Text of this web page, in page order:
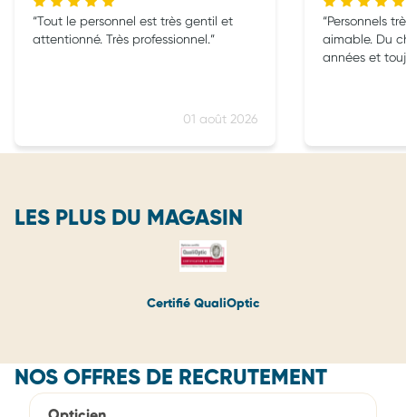
01 août 2026
Tout le personnel est très gentil et
attentionné. Très professionnel.
Personnels
aimable. Du choix,
années et
LES PLUS DU MAGASIN
Certifié QualiOptic
NOS OFFRES DE RECRUTEMENT